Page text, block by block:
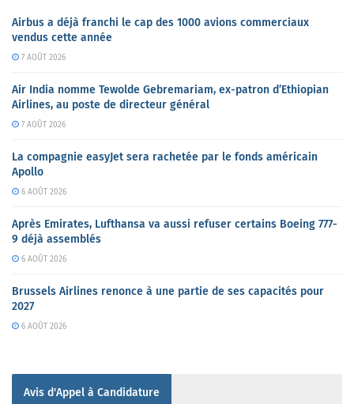
Airbus a déjà franchi le cap des 1000 avions commerciaux
vendus cette année
7 AOÛT 2026
Air India nomme Tewolde Gebremariam, ex-patron d’Ethiopian
Airlines, au poste de directeur général
7 AOÛT 2026
La compagnie easyJet sera rachetée par le fonds américain
Apollo
6 AOÛT 2026
Après Emirates, Lufthansa va aussi refuser certains Boeing 777-
9 déjà assemblés
6 AOÛT 2026
Brussels Airlines renonce à une partie de ses capacités pour
2027
6 AOÛT 2026
Avis d'Appel à Candidature